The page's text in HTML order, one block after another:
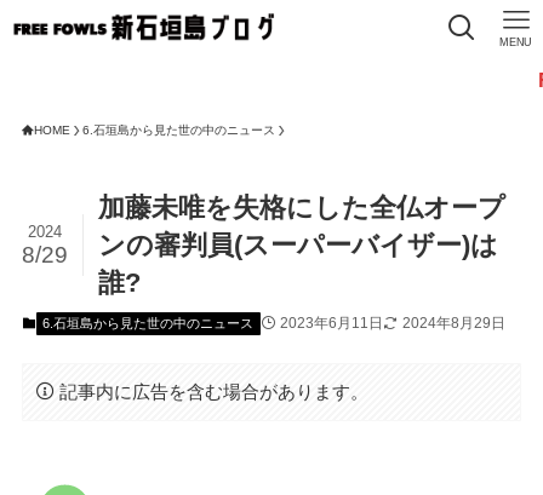
MENU
FREE
HOME 6.石垣島から見た世の中のニュース
加藤未唯を失格にした全仏オープ
ンの審判員(スーパーバイザー)は
誰?
2024
8/29
6.石垣島から見た世の中のニュース 2023年6月11日 2024年8月29日
記事内に広告を含む場合があります。